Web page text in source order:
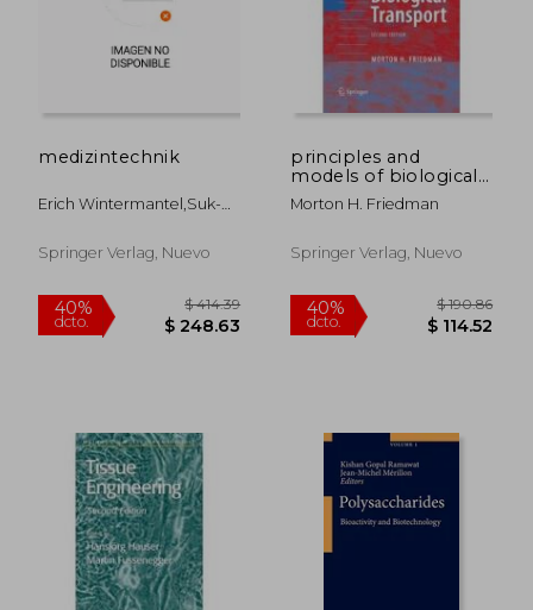
40% 40%
dcto. $
medizintechnik
Erich Wintermantel,suk-
Springer Verlag, Nuevo
principles and
models of biological
transport
Morton H. Friedman
Springer Verlag, Nuevo